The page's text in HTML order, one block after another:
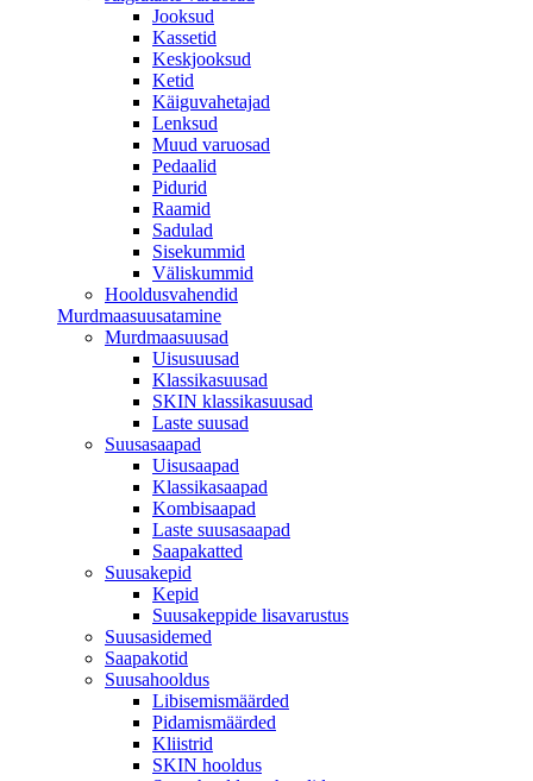
Jooksud
Kassetid
Keskjooksud
Ketid
Käiguvahetajad
Lenksud
Muud varuosad
Pedaalid
Pidurid
Raamid
Sadulad
Sisekummid
Väliskummid
Hooldusvahendid
Murdmaasuusatamine
Murdmaasuusad
Uisusuusad
Klassikasuusad
SKIN klassikasuusad
Laste suusad
Suusasaapad
Uisusaapad
Klassikasaapad
Kombisaapad
Laste suusasaapad
Saapakatted
Suusakepid
Kepid
Suusakeppide lisavarustus
Suusasidemed
Saapakotid
Suusahooldus
Libisemismäärded
Pidamismäärded
Kliistrid
SKIN hooldus